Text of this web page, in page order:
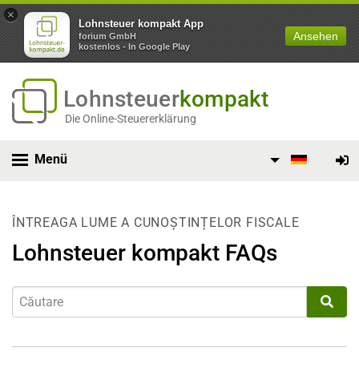
×
Lohnsteuer kompakt App
forium GmbH
kostenlos - In Google Play
Ansehen
Lohnsteuerkompakt
Die Online-Steuererklärung
Menü
ÎNTREAGA LUME A CUNOȘTINȚELOR FISCALE
Lohnsteuer kompakt FAQs